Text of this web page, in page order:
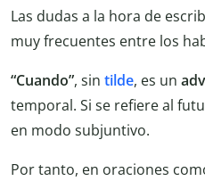
Las dudas a la hora de
muy frecuentes entre los
“Cuando”, sin tilde, es un
temporal. Si se refiere al
en modo subjuntivo.
Por tanto, en oraciones